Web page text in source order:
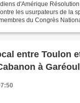
d'Amérique
les usurpateurs de la
du Congrès
entre Toulon
à